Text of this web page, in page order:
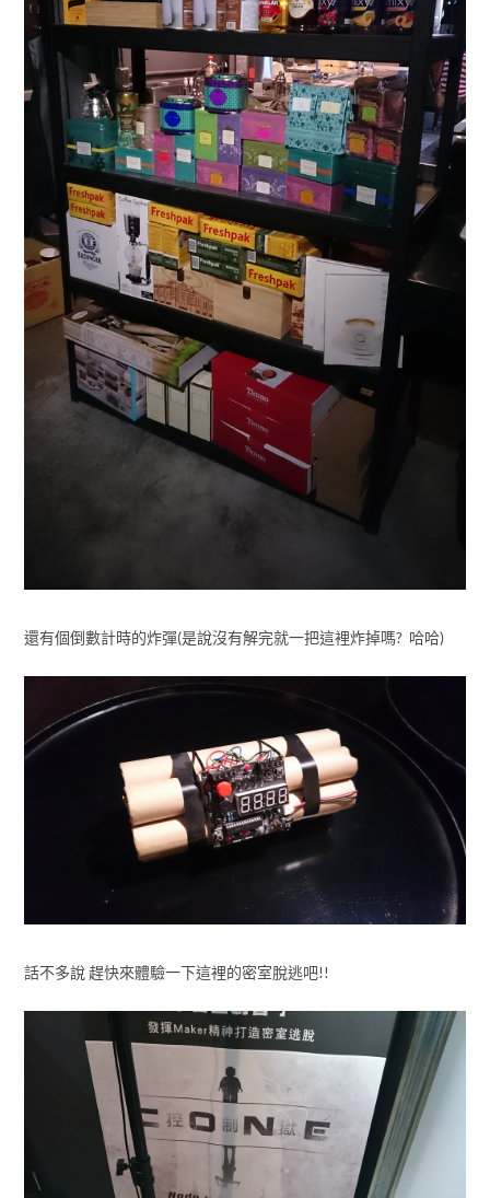
還有個倒數計時的炸彈(是說沒有解完就一把這裡炸掉嗎? 哈哈)
話不多說 趕快來體驗一下這裡的密室脫逃吧!!